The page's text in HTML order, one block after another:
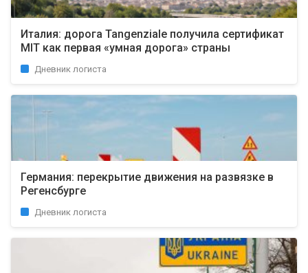
Италия: дорога Tangenziale получила сертификат
MIT как первая «умная дорога» страны
Дневник логиста
Германия: перекрытие движения на развязке в
Регенсбурге
Дневник логиста